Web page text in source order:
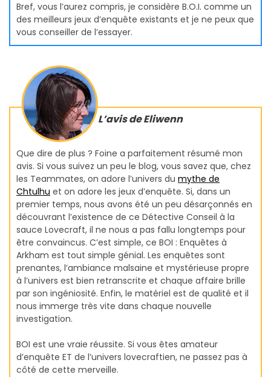
Bref, vous l’aurez compris, je considère B.O.I. comme un
des meilleurs jeux d’enquête existants et je ne peux que
vous conseiller de l’essayer.
L’avis de Eliwenn
Que dire de plus ? Foine a parfaitement résumé mon
avis. Si vous suivez un peu le blog, vous savez que, chez
les Teammates, on adore l’univers du mythe de
Chtulhu et on adore les jeux d’enquête. Si, dans un
premier temps, nous avons été un peu désarçonnés en
découvrant l’existence de ce Détective Conseil à la
sauce Lovecraft, il ne nous a pas fallu longtemps pour
être convaincus. C’est simple, ce BOI : Enquêtes à
Arkham est tout simple génial. Les enquêtes sont
prenantes, l’ambiance malsaine et mystérieuse propre
à l’univers est bien retranscrite et chaque affaire brille
par son ingéniosité. Enfin, le matériel est de qualité et il
nous immerge très vite dans chaque nouvelle
investigation.
BOI est une vraie réussite. Si vous êtes amateur
d’enquête ET de l’univers lovecraftien, ne passez pas à
côté de cette merveille.